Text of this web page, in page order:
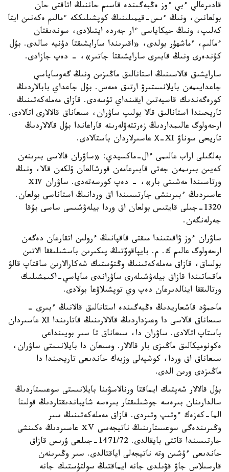
قادىرعالي ءبي ءوز ەڭبەگىندە قاسىم حاننىڭ اتاقتى حان
بولعانىن، ونىڭ ءىس-قيمىلىنىڭ كوپشىلىككە ءمالىم ەكەنىن ايتا
كەلىپ، ونىڭ حيكاياسى ءار جەردە ايتىلادى، سوندىقتان
ءمالىم، ءماشھۇر بولدى، «اقىرىندا سارايشىقتا دۇنيە سالدى. بۇل
كۇندەرى ونىڭ قابىرى سارايشىقتا جاتىر»، - دەپ جازادى.
سارايشىق قالاسىنىڭ استانالىق ماڭىزىن ونىڭ گەوساياسي
جاعدايىمەن بايلانىستىرۋ ارتىق ەمەس. بۇل جاعداي بابالاردىڭ
كورەگەندىك قاسيەتىن ايقىنداي تۇسەدى. قازاق مەملەكەتىنىڭ
تاريحىندا استانالىق قالا بولىپ ساۋران، سىعاناق قالالارى اتالادى.
ارحەولوگ عالىمداردىڭ زەرتتەۋلەرىنە قاراعاندا بۇل قالالاردىڭ
تاريحى سوناۋ Х-XI عاسىرلاردان باستالادى.
بەلگىلى اراب عالىمى ءال-ماكسيدي: «ساۋران قالاسى بىرىنەن
كەيىن بىرىمەن جەتى قابىرعامەن قورشالعان ۇلكەن قالا، ونىڭ
ورتاسىندا مەشىتى بار»، - دەپ كورسەتەدى. ساۋران ⅩⅣ
عاسىردىڭ ءبىرىنشى جارتىسىندا اق وردانىڭ استاناسى بولعان.
1320-جىلى قايتىس بولعان اق وردا بيلەۋشىسى ساسى بۇقا
جەرلەنگەن.
ساۋران ءوز ۋاقىتىندا مىقتى قاقپانىڭ ءرولىن اتقارعان دەگەن
ارحەولوگ عالىم ك. م. بايپاقوۆتىڭ پىكىرىن باسشىلىققا الاتىن
بولساق، قازاق مەملەكەتىنىڭ وڭتۇستىك شەكارالارىن ساقتاپ قالۋ
ماقساتىندا قازاق بيلەۋشىلەرى ساۋراندى ساياسي-اكىمشىلىك
ورتالىققا اينالدىرعان دەپ وي توپشىلاۋعا بولادى.
ماحمۋد قاشعاريدىڭ ەڭبەگىندە استانالىق قالانىڭ ءبىرى -
سىعاناق قالاسى دا وعىزداردىڭ قالالارىنىڭ قاتارىندا ХI عاسىردان
باستاپ اتالادى. ساۋران دا، سىعاناق تا سىر بويىنداعى
ەكونوميكالىق ماڭىزى بار قالالار. وسىعان دا بايلانىستى ساۋران،
سىعاناق اق وردا، كوشپەلى وزبەك حاندىعى تاريحىندا دا
ماڭىزدى ورىن الدى.
بۇل قالالار شەپتىك ايماقتا ورنالاسۋىنا بايلانىستى سوعىستاردىڭ
سالدارىنان بىرەسە جوشىلىقتار بىرەسە شايباندىقتاردىڭ قولىنا
الما-كەزەك ءوتىپ وتىردى. قازاق مەملەكەتىنىڭ سىر
وڭىرىندەگى سوعىستارىنىڭ ناتيجەسى ⅩⅤ عاسىردىڭ ەكىنشى
جارتىسىندا قاتتى بايقالدى. 1471/72-جىلعى ۇرىس قازاق
حاندىعى ءۇشىن وتە ناتيجەلى اياقتالدى. سىر وڭىرىنەن
قارسىلاس جاۋ قۋىلدى جانە ايماقتىڭ سولتۇستىك جانە